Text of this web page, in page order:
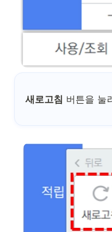
새로고침 버튼을 눌